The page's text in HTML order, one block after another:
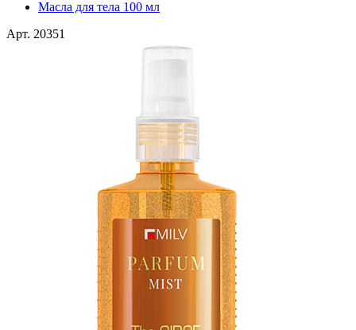
Масла для тела 100 мл
Арт. 20351